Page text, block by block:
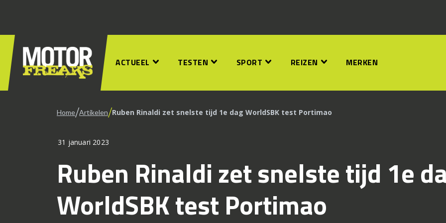
ACTUEEL TESTEN SPORT REIZEN MERKEN
Home/Artikelen/Ruben Rinaldi zet snelste tijd 1e dag WorldSBK test Portimao
31 januari 2023
Ruben Rinaldi zet snelste tijd 1e
WorldSBK test Portimao